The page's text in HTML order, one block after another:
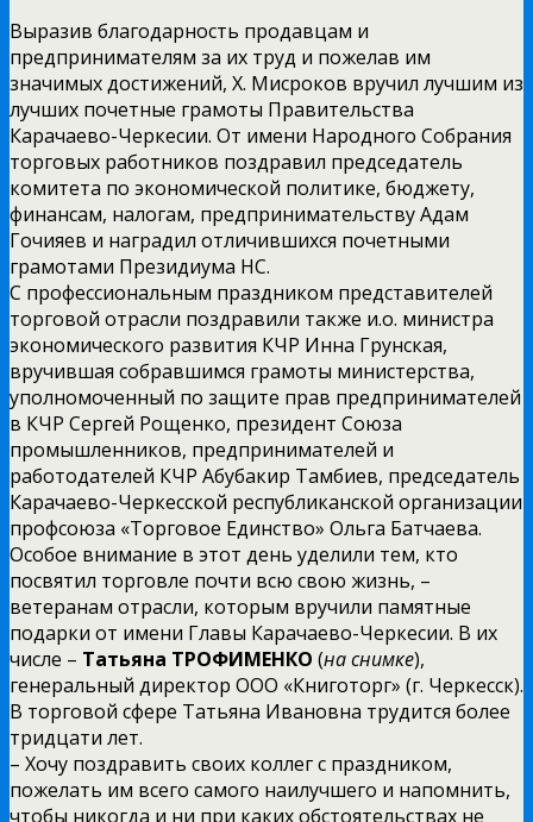
Выразив благодарность продавцам и
предпринимателям за их труд и пожелав им
значимых достижений, Х. Мисроков вручил лучшим из
лучших почетные грамоты Правительства
Карачаево-Черкесии. От имени Народного Собрания
торговых работников поздравил председатель
комитета по экономической политике, бюджету,
финансам, налогам, предпринимательству Адам
Гочияев и наградил отличившихся почетными
грамотами Президиума НС.
С профессиональным праздником представителей
торговой отрасли поздравили также и.о. министра
экономического развития КЧР Инна Грунская,
вручившая собравшимся грамоты министерства,
уполномоченный по защите прав предпринимателей
в КЧР Сергей Рощенко, президент Союза
промышленников, предпринимателей и
работодателей КЧР Абубакир Тамбиев, председатель
Карачаево-Черкесской республиканской организации
профсоюза «Торговое Единство» Ольга Батчаева.
Особое внимание в этот день уделили тем, кто
посвятил торговле почти всю свою жизнь, –
ветеранам отрасли, которым вручили памятные
подарки от имени Главы Карачаево-Черкесии. В их
числе – Татьяна ТРОФИМЕНКО (на снимке),
генеральный директор ООО «Книготорг» (г. Черкесск).
В торговой сфере Татьяна Ивановна трудится более
тридцати лет.
– Хочу поздравить своих коллег с праздником,
пожелать им всего самого наилучшего и напомнить,
чтобы никогда и ни при каких обстоятельствах не